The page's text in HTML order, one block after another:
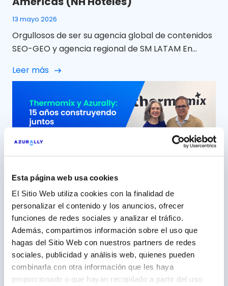
Esta página web usa cookies
El Sitio Web utiliza cookies con la finalidad de
personalizar el contenido y los anuncios, ofrecer
funciones de redes sociales y analizar el tráfico.
Además, compartimos información sobre el uso que
hagas del Sitio Web con nuestros partners de redes
sociales, publicidad y análisis web, quienes pueden
combinarla con otra información que les haya
proporcionado o que hayan recopilado a partir del uso
13 mayo 2026
Orgullosos de ser su agencia global de contenidos
SEO-GEO y agencia regional de SM LATAM En
Minor Hotels Europe & Americas (NH Hoteles) una
relación que, con el paso del tiempo, ha ido mucho
más allá de un proyecto puntual para convertirse
en una alianza sólida, cercana y […]
Leer más
15 años construyendo junto a
Thermomix, una marca ‘aliada’
5 mayo 2026
Azurally, más de una década como partner
estratégico de Vorwerk España (Thermomix) Con